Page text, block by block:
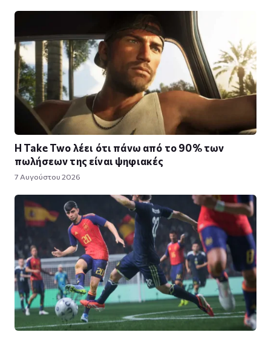
Η Take Twο λέει ότι πάνω από το 90% των
πωλήσεων της είναι ψηφιακές
7 Αυγούστου 2026